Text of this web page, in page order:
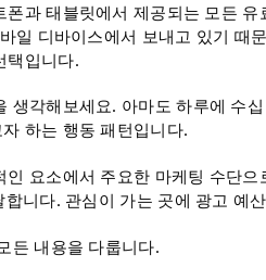
폰과 태블릿에서 제공되는 모든
일 디바이스에서 보내고 있기 때
택입니다.
생각해보세요. 아마도 하루에 수
하는 행동 패턴입니다.
인 요소에서 주요한 마케팅 수단
니다. 관심이 가는 곳에 광고 예
든 내용을 다룹니다.